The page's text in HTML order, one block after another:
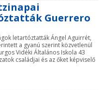
Guerrero
letartóztatták Ángel Aguirrét,
a gyanú szerint közvetlenül
Vidéki Általános Iskola 43
családjai és az őket képviselő